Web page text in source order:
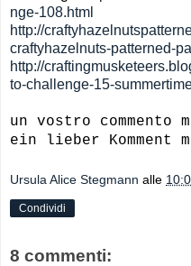
nge-108.html
http://
craftyhazelnuts-patterned-
http://
to-challenge-15-
un vostro commento
ein lieber Komment
Ursula Alice Stegmann alle
Condividi
8 commenti: